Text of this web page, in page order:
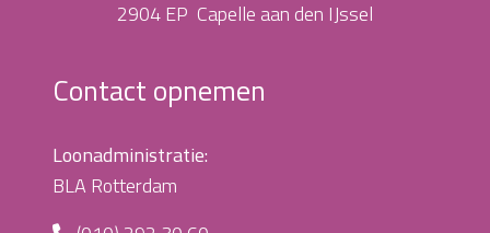
2904 EP Capelle aan den IJssel
Contact opnemen
Loonadministratie:
BLA Rotterdam